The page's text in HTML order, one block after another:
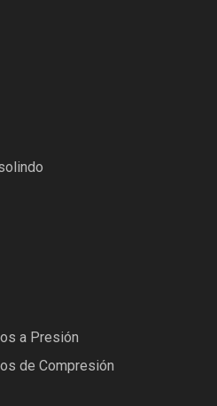
a Presión
de Compresión